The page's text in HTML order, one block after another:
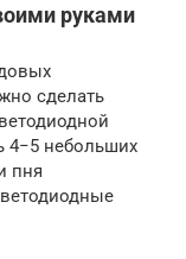
руками
сделать
4−5 небольших
пня